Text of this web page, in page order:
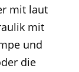
mit laut
mit
und
die